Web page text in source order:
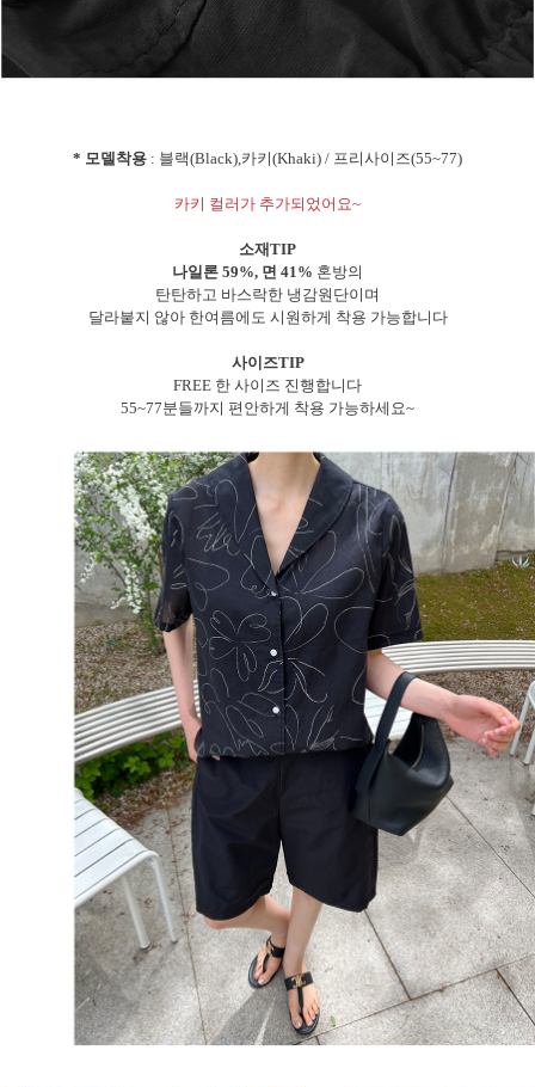
* 모델착용 : 블랙(Black),카키(Khaki) / 프리사이즈(55~77)
카키 컬러가 추가되었어요~
소재TIP
나일론 59%, 면 41% 혼방의
탄탄하고 바스락한 냉감원단이며
달라붙지 않아 한여름에도 시원하게 착용 가능합니다
사이즈TIP
FREE 한 사이즈 진행합니다
55~77분들까지 편안하게 착용 가능하세요~